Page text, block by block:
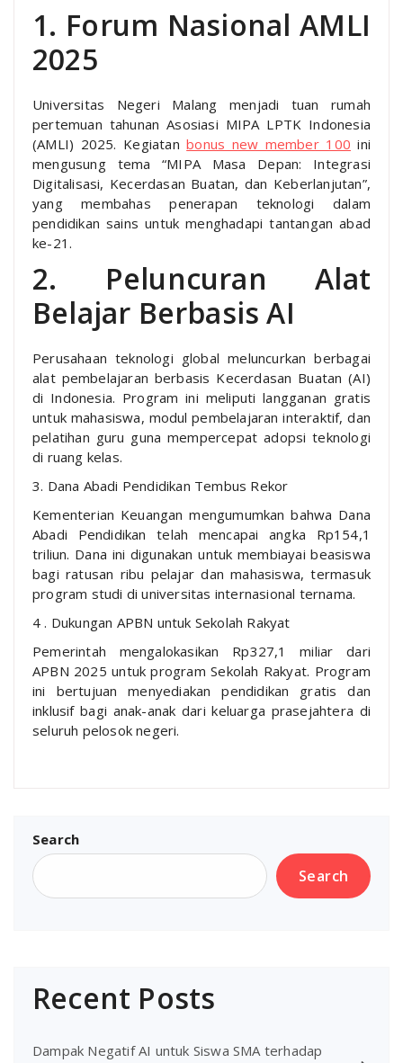
1. Forum Nasional AMLI
2025
Universitas Negeri Malang menjadi tuan rumah
pertemuan tahunan Asosiasi MIPA LPTK Indonesia
(AMLI) 2025. Kegiatanbonus new member 100 ini
mengusung tema “MIPA Masa Depan: Integrasi
Digitalisasi, Kecerdasan Buatan, dan Keberlanjutan”,
yang membahas penerapan teknologi dalam
pendidikan sains untuk menghadapi tantangan abad
ke-21.
2. Peluncuran Alat
Belajar Berbasis AI
Perusahaan teknologi global meluncurkan berbagai
alat pembelajaran berbasis Kecerdasan Buatan (AI)
di Indonesia. Program ini meliputi langganan gratis
untuk mahasiswa, modul pembelajaran interaktif, dan
pelatihan guru guna mempercepat adopsi teknologi
di ruang kelas.
3. Dana Abadi Pendidikan Tembus Rekor
Kementerian Keuangan mengumumkan bahwa Dana
Abadi Pendidikan telah mencapai angka Rp154,1
triliun. Dana ini digunakan untuk membiayai beasiswa
bagi ratusan ribu pelajar dan mahasiswa, termasuk
program studi di universitas internasional ternama.
4 . Dukungan APBN untuk Sekolah Rakyat
Pemerintah mengalokasikan Rp327,1 miliar dari
APBN 2025 untuk program Sekolah Rakyat. Program
ini bertujuan menyediakan pendidikan gratis dan
inklusif bagi anak-anak dari keluarga prasejahtera di
seluruh pelosok negeri.
Search
Search
Recent Posts
Dampak Negatif AI untuk Siswa SMA terhadap